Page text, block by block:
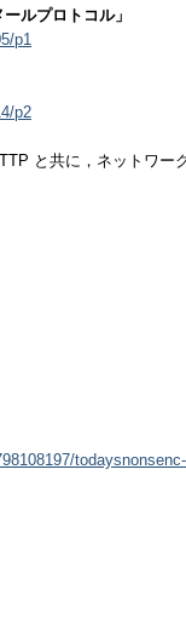
ルプロトコル」
p1
p2
と共に，ネットワー